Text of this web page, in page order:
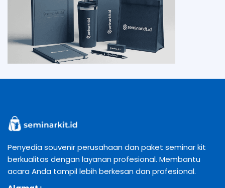
Penyedia souvenir perusahaan dan paket seminar kit
berkualitas dengan layanan profesional. Membantu
acara Anda tampil lebih berkesan dan profesional.